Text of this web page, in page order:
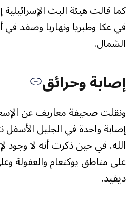
كما قالت هيئة البث الإسرائيلية
في عكا وطبريا ونهاريا وصفد
الشمال.
إصابة وحرائق
ونقلت صحيفة معاريف عن
إصابة واحدة في الجليل
الله، في حين ذكرت أنه لا
على مناطق يوكنعام والعفولة
ديفيد.